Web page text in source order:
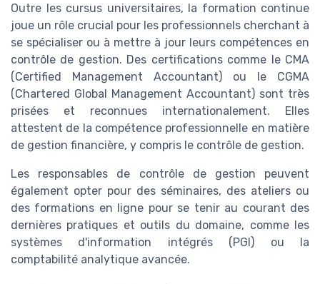
Outre les cursus universitaires, la formation continue
joue un rôle crucial pour les professionnels cherchant à
se spécialiser ou à mettre à jour leurs compétences en
contrôle de gestion. Des certifications comme le CMA
(Certified Management Accountant) ou le CGMA
(Chartered Global Management Accountant) sont très
prisées et reconnues internationalement. Elles
attestent de la compétence professionnelle en matière
de gestion financière, y compris le contrôle de gestion.
Les responsables de contrôle de gestion peuvent
également opter pour des séminaires, des ateliers ou
des formations en ligne pour se tenir au courant des
dernières pratiques et outils du domaine, comme les
systèmes d'information intégrés (PGI) ou la
comptabilité analytique avancée.